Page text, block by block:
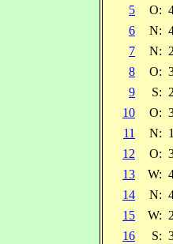
5
O:
6
N:
7
N: 2
8
O:
9
S: 2
10
O:
11
N: 1
12
O:
13
W:
14
N:
15
W: 2
16
S: